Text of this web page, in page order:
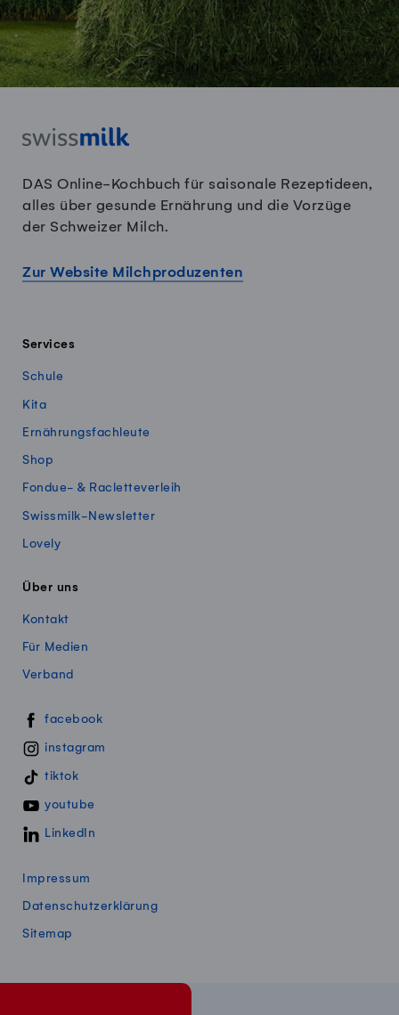
DAS Online-Kochbuch für saisonale Rezeptideen,
alles über gesunde Ernährung und die Vorzüge
der Schweizer Milch.
Zur Website Milchproduzenten
Services
Schule
Kita
Ernährungsfachleute
Shop
Fondue- & Racletteverleih
Swissmilk-Newsletter
Lovely
Über uns
Kontakt
Für Medien
Verband
Swissmillk auf Social Media
facebook
instagram
tiktok
youtube
LinkedIn
Impressum
Datenschutzerklärung
Sitemap